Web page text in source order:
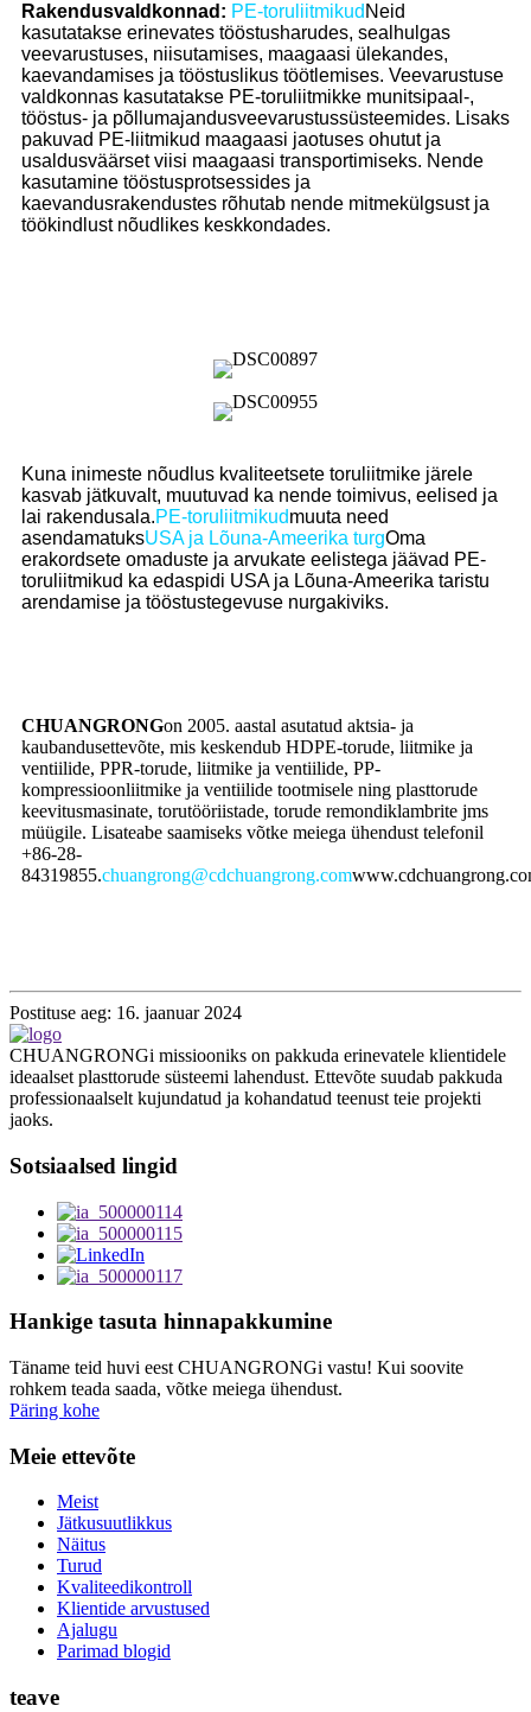
Rakendusvaldkonnad: PE-toruliitmikud Neid
kasutatakse erinevates tööstusharudes, sealhulgas
veevarustuses, niisutamises, maagaasi ülekandes,
kaevandamises ja tööstuslikus töötlemises. Veevarustuse
valdkonnas kasutatakse PE-toruliitmikke munitsipaal-,
tööstus- ja põllumajandusveevarustussüsteemides. Lisaks
pakuvad PE-liitmikud maagaasi jaotuses ohutut ja
usaldusväärset viisi maagaasi transportimiseks. Nende
kasutamine tööstusprotsessides ja
kaevandusrakendustes rõhutab nende mitmekülgsust ja
töökindlust nõudlikes keskkondades.
Kuna inimeste nõudlus kvaliteetsete toruliitmike järele
kasvab jätkuvalt, muutuvad ka nende toimivus, eelised ja
lai rakendusala.PE-toruliitmikudmuuta need
asendamatuksUSA ja Lõuna-Ameerika turgOma
erakordsete omaduste ja arvukate eelistega jäävad PE-
toruliitmikud ka edaspidi USA ja Lõuna-Ameerika taristu
arendamise ja tööstustegevuse nurgakiviks.
CHUANGRONGon 2005. aastal asutatud aktsia- ja
kaubandusettevõte, mis keskendub HDPE-torude, liitmike ja
ventiilide, PPR-torude, liitmike ja ventiilide, PP-
kompressioonliitmike ja ventiilide tootmisele ning plasttorude
keevitusmasinate, torutööriistade, torude remondiklambrite jms
müügile. Lisateabe saamiseks võtke meiega ühendust telefonil
+86-28-
84319855.chuangrong@cdchuangrong.com
Postituse aeg: 16. jaanuar 2024
CHUANGRONGi missiooniks on pakkuda erinevatele klientidele
ideaalset plasttorude süsteemi lahendust. Ettevõte suudab pakkuda
professionaalselt kujundatud ja kohandatud teenust teie projekti
jaoks.
Sotsiaalsed lingid
Hankige tasuta hinnapakkumine
Täname teid huvi eest CHUANGRONGi vastu! Kui soovite
rohkem teada saada, võtke meiega ühendust.
Päring kohe
Meie ettevõte
Meist
Jätkusuutlikkus
Näitus
Turud
Kvaliteedikontroll
Klientide arvustused
Ajalugu
Parimad blogid
teave